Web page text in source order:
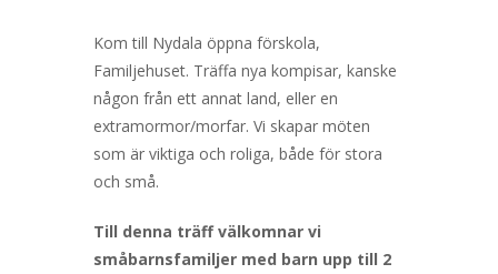
Kom till Nydala öppna förskola,
Familjehuset. Träffa nya kompisar, kanske
någon från ett annat land, eller en
extramormor/morfar. Vi skapar möten
som är viktiga och roliga, både för stora
och små.
Till denna träff välkomnar vi
småbarnsfamiljer med barn upp till 2